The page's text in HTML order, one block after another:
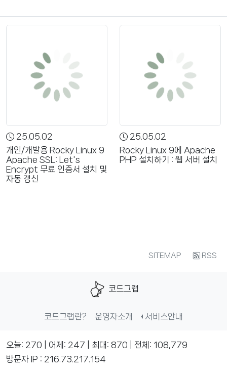
25.05.02
개인/개발용 Rocky Linux 9
Apache SSL: Let's
Encrypt 무료 인증서 설치 및
자동 갱신
25.05.02
Rocky Linux 9에 Apache
PHP 설치하기 : 웹 서버 설치
SITEMAP RSS
코드그랩
코드그랩란? 운영자소개 서비스안내
오늘: 270 | 어제: 247 | 최대: 870 | 전체: 108,779
방문자 IP : 216.73.217.154